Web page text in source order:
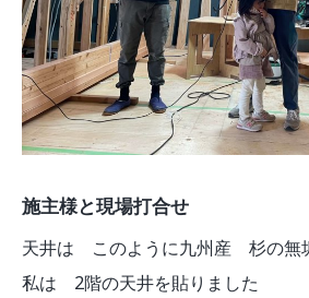
施主様と現場打合せ
天井は このように九州産 杉の無
私は 2階の天井を貼りました